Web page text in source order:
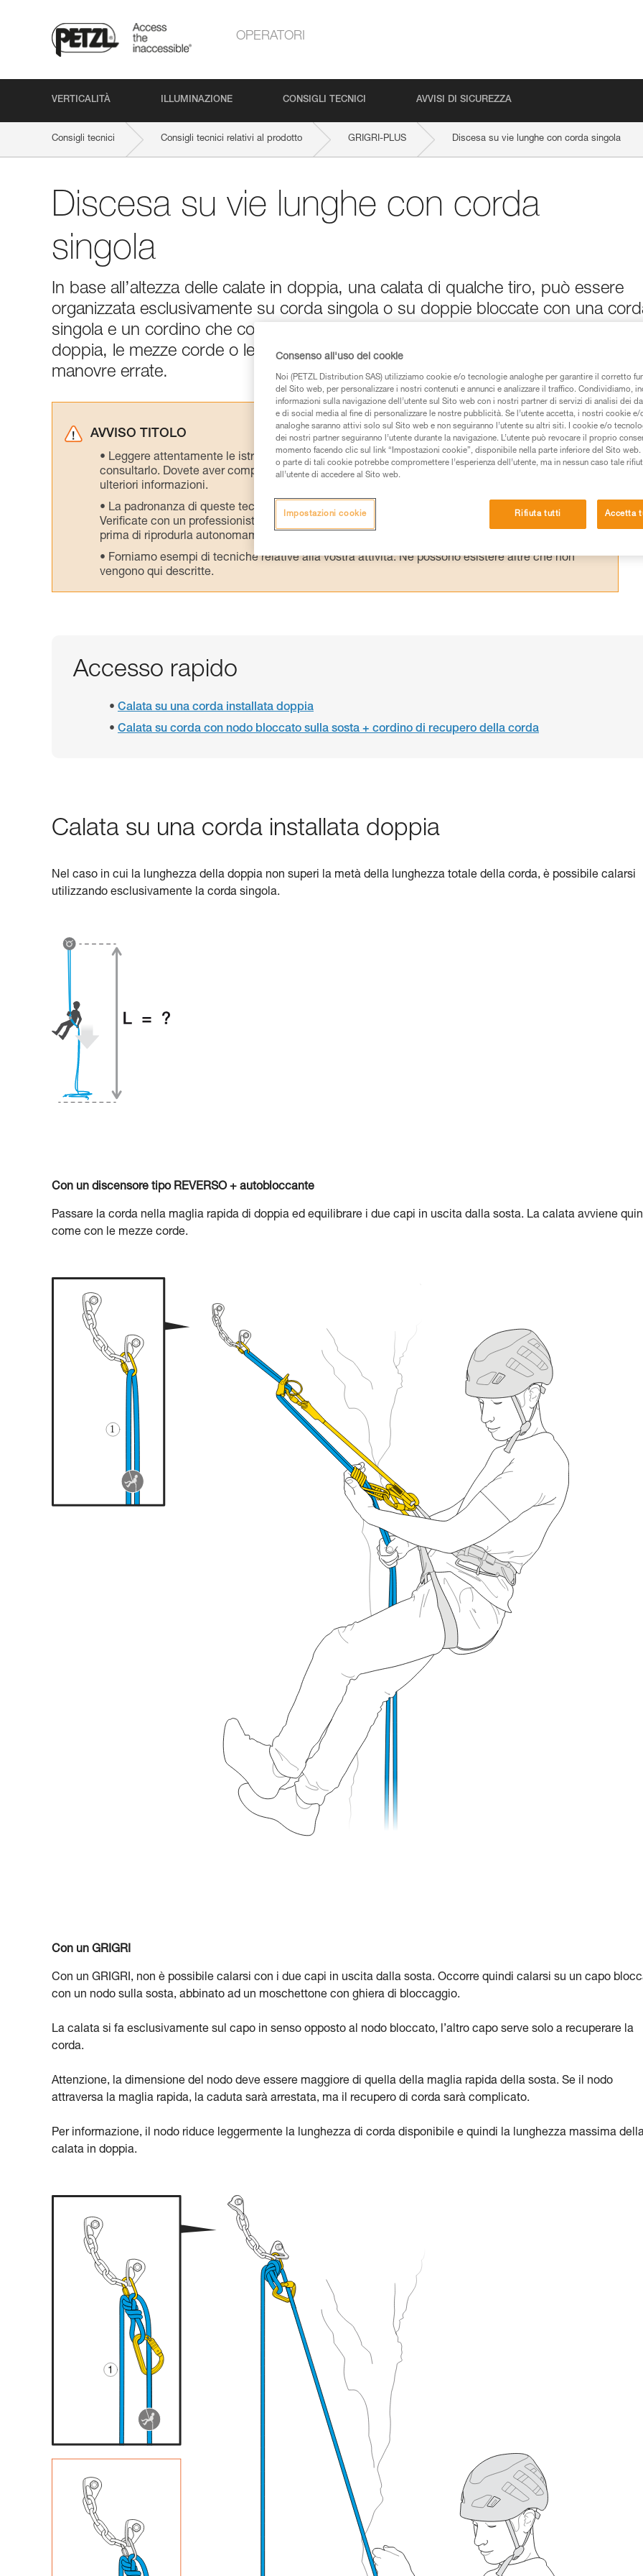
OPERATORI
VERTICALITÀ ILLUMINAZIONE CONSIGLI TECNICI AVVISI DI SICUREZZA
Consigli tecnici Consigli tecnici relativi al prodotto GRIGRI-PLUS Discesa su vie lunghe con corda singola
Discesa su vie lunghe con corda
singola
In base all’altezza delle calate in doppia, una calata di qualche tiro, può essere
organizzata esclusivamente su corda singola o su doppie bloccate con una
singola e un cordino che consente il recupero della corda. Per le lunghe calate in
doppia, le mezze corde o le corde gemelle sono più efficaci e riducono i rischi di
manovre errate.
AVVISO TITOLO
Leggere attentamente le istruzioni tecniche dei prodotti utilizzati in questo consiglio prima di
consultarlo. Dovete aver compreso le informazioni dell’istruzione tecnica per poter capire queste
ulteriori informazioni.
La padronanza di queste tecniche richiede una formazione ed un addestramento specifico.
Verificate con un professionista la vostra capacità di rifare la manovra, da soli, in piena sicurezza,
prima di riprodurla autonomamente.
Forniamo esempi di tecniche relative alla vostra attività. Ne possono esistere altre che non
vengono qui descritte.
Accesso rapido
Calata su una corda installata doppia
Calata su corda con nodo bloccato sulla sosta + cordino di recupero della corda
Calata su una corda installata doppia
Nel caso in cui la lunghezza della doppia non superi la metà della lunghezza totale della corda, è possibile calarsi
utilizzando esclusivamente la corda singola.
Con un discensore tipo REVERSO + autobloccante
Passare la corda nella maglia rapida di doppia ed equilibrare i due capi in uscita dalla sosta. La calata avviene
come con le mezze corde.
Con un GRIGRI
Con un GRIGRI, non è possibile calarsi con i due capi in uscita dalla sosta. Occorre quindi calarsi su un capo
con un nodo sulla sosta, abbinato ad un moschettone con ghiera di bloccaggio.
La calata si fa esclusivamente sul capo in senso opposto al nodo bloccato, l’altro capo serve solo a recuperare la
corda.
Attenzione, la dimensione del nodo deve essere maggiore di quella della maglia rapida della sosta. Se il nodo
attraversa la maglia rapida, la caduta sarà arrestata, ma il recupero di corda sarà complicato.
Per informazione, il nodo riduce leggermente la lunghezza di corda disponibile e quindi la lunghezza massima
calata in doppia.
Consenso all'uso dei cookie
Noi (PETZL Distribution SAS) utilizziamo cookie e/o tecnologie analoghe per garantire il corretto
del Sito web, per personalizzare i nostri contenuti e annunci e analizzare il traffico. Condividiamo,
informazioni sulla navigazione dell’utente sul Sito web con i nostri partner di servizi di analisi dei
e di social media al fine di personalizzare le nostre pubblicità. Se l’utente accetta, i nostri cookie
analoghe saranno attivi solo sul Sito web e non seguiranno l’utente su altri siti. I cookie e/o
dei nostri partner seguiranno l’utente durante la navigazione. L’utente può revocare il proprio
momento facendo clic sul link “Impostazioni cookie”, disponibile nella parte inferiore del Sito
o parte di tali cookie potrebbe compromettere l’esperienza dell’utente, ma in nessun caso tale
all’utente di accedere al Sito web.
Rifiuta tutti Accetta
Impostazioni cookie